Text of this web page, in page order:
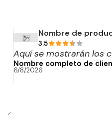
Nombre de
3.5
Aquí se mostrarán los
Nombre completo de
6/8/2026